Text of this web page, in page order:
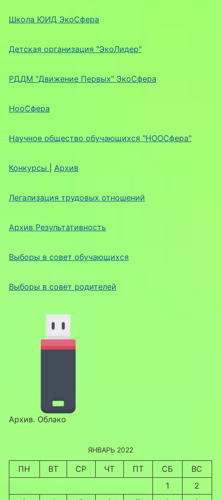
Школа ЮИД ЭкоСфера
Детская организация "ЭкоЛидер"
РДДМ "Движение Первых" ЭкоСфера
НооСфера
Научное общество обучающихся "НООСфера"
Конкурсы Архив
Легализация трудовых отношений
Архив Результативность
Выборы в совет обучающихся
Выборы в совет родителей
Архив. Облако
ЯНВАРЬ 2022
ПН ВТ СР ЧТ ПТ СБ
ВС
1
2